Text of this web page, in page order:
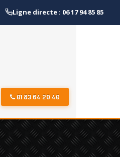
Ligne directe : 06 17 94 85 85
01 83 64 20 40